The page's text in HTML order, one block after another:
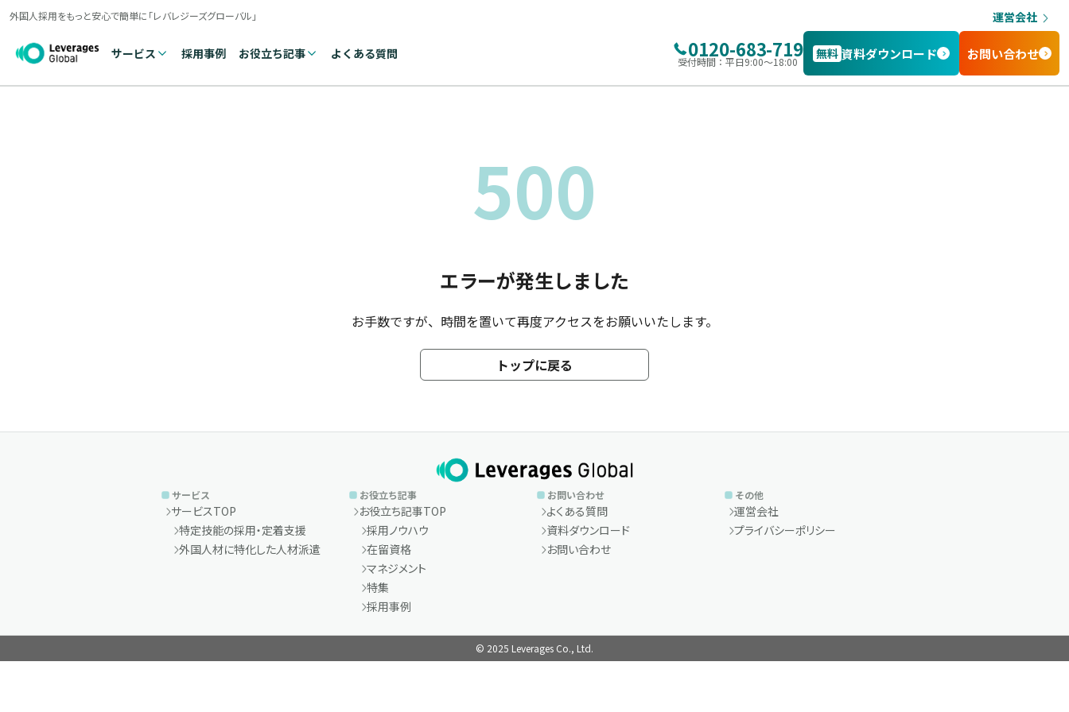
外国人採用をもっと安心で簡単に「レバレジーズグローバル」 運営会社
サービス 採用事例 お役立ち記事 よくある質問 0120-683-719
受付時間：平日9:00〜18:00
無料 資料ダウンロード お問い合わせ
500
エラーが発生しました
お手数ですが、時間を置いて再度アクセスをお願いいたします。
トップに戻る
サービス
サービスTOP
特定技能の採用・定着支援
外国人材に特化した人材派遣
お役立ち記事
お役立ち記事TOP
採用ノウハウ
在留資格
マネジメント
特集
採用事例
お問い合わせ
よくある質問
資料ダウンロード
お問い合わせ
その他
運営会社
プライバシーポリシー
© 2025 Leverages Co., Ltd.